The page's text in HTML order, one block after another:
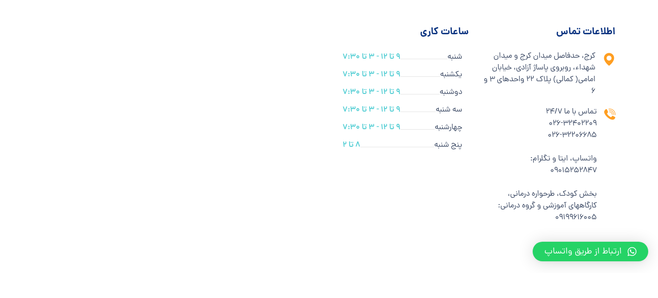
اطلاعات تماس
کرج، حدفاصل میدان کرج و میدان
شهداء، روبروی پاساژ آزادی، خیابان
امامی( کمالی) پلاک ۲۲ واحدهای ۳ و
۶
تماس با ما 24/7
۰۲۶-۳۲۴۰۲۲۰۹
۰۲۶-۳۲۲۰۶۶۸۵
واتساپ، ایتا و تگلرام:
۰۹۰۱۵۲۵۲۸۴۷
بخش کودک، طرحواره درمانی،
کارگاههای آموزشی و گروه درمانی:
۰۹۱۹۹۶۱۶۰۰۵
ساعات کاری
شنبه
9 تا 12 - 3 تا 7:30
یکشنبه
9 تا 12 - 3 تا 7:30
دوشنبه
9 تا 12 - 3 تا 7:30
سه شنبه
9 تا 12 - 3 تا 7:30
چهارشنبه
9 تا 12 - 3 تا 7:30
پنج شنبه
8 تا 2
ارتباط از طریق واتساپ